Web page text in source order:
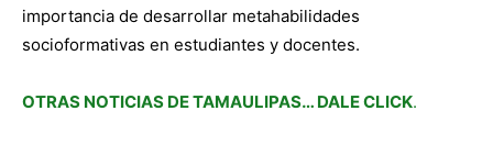
importancia de desarrollar metahabilidades
socioformativas en estudiantes y docentes.
OTRAS NOTICIAS DE TAMAULIPAS… DALE CLICK.